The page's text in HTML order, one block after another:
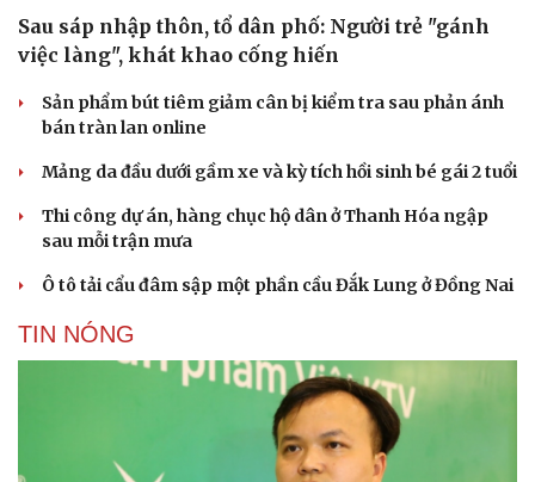
Sau sáp nhập thôn, tổ dân phố: Người trẻ "gánh
việc làng", khát khao cống hiến
Sản phẩm bút tiêm giảm cân bị kiểm tra sau phản ánh
bán tràn lan online
Mảng da đầu dưới gầm xe và kỳ tích hồi sinh bé gái 2 tuổi
Thi công dự án, hàng chục hộ dân ở Thanh Hóa ngập
sau mỗi trận mưa
Ô tô tải cẩu đâm sập một phần cầu Đắk Lung ở Đồng Nai
TIN NÓNG